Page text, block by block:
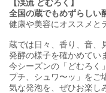
【渓流 どむろく】
全国の蔵でもめずらしい
健康や美容にオススメと
蔵では日々、香り、音、
発酵の様子を確かめてい
今シーズンの「どむろく
プチ、シュワ〜ッ」をご
気な発泡を、ぜひお楽し